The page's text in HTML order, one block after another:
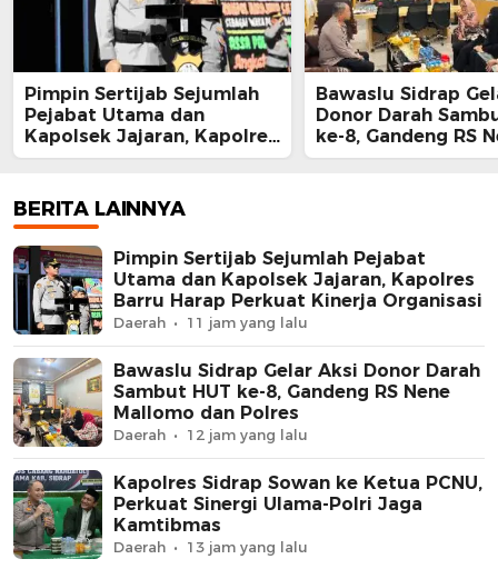
Pimpin Sertijab Sejumlah
Pejabat Utama dan
Kapolsek Jajaran, Kapolres
Barru Harap Perkuat
Bawaslu Sidrap
Donor Darah
ke-8, Gandeng RS
Mallomo dan
BERITA LAINNYA
Pimpin Sertijab Sejumlah Pejabat
Utama dan Kapolsek Jajaran, Kapolres
Barru Harap Perkuat Kinerja Organisasi
Daerah 11 jam yang lalu
Bawaslu Sidrap Gelar Aksi Donor Darah
Sambut HUT ke-8, Gandeng RS Nene
Mallomo dan Polres
Daerah 12 jam yang lalu
Kapolres Sidrap Sowan ke Ketua PCNU,
Perkuat Sinergi Ulama-Polri Jaga
Kamtibmas
Daerah 13 jam yang lalu